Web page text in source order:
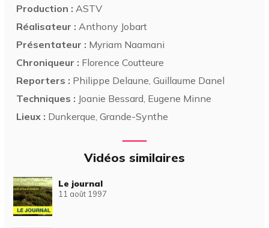
Production : ASTV
Réalisateur : Anthony Jobart
Présentateur : Myriam Naamani
Chroniqueur : Florence Coutteure
Reporters : Philippe Delaune, Guillaume Danel
Techniques : Joanie Bessard, Eugene Minne
Lieux : Dunkerque, Grande-Synthe
Vidéos similaires
Le journal
11 août 1997